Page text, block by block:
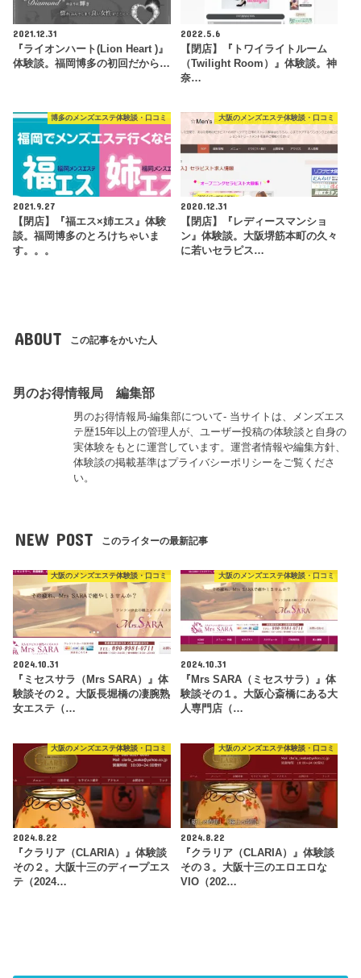
2021.12.31
『ライオンハート(Lion Heart )』
体験談。福岡博多の初回だから…
2022.5.6
【閉店】『トワイライトルーム
（Twilight Room）』体験談。神
奈…
博多のメンズエステ体験談・口コミ
2021.9.27
【閉店】『福エス×姉エス』体験
談。福岡博多のとろけちゃいま
す。。。
大阪のメンズエステ体験談・口コミ
2020.12.31
【閉店】『レディースマンショ
ン』体験談。大阪堺筋本町の久々
に若いセラピス…
ABOUT この記事をかいた人
男のお得情報局 編集部
男のお得情報局-編集部について- 当サイトは、メンズエス
テ歴15年以上の管理人が、ユーザー投稿の体験談と自身の
実体験をもとに運営しています。運営者情報や編集方針、
体験談の掲載基準はプライバシーポリシーをご覧くださ
い。
NEW POST このライターの最新記事
大阪のメンズエステ体験談・口コミ
2024.10.31
『ミセスサラ（Mrs SARA）』体
験談その２。大阪長堀橋の凄腕熟
女エステ（…
大阪のメンズエステ体験談・口コミ
2024.10.31
『Mrs SARA（ミセスサラ）』体
験談その１。大阪心斎橋にある大
人専門店（…
大阪のメンズエステ体験談・口コミ
2024.8.22
『クラリア（CLARIA）』体験談
その２。大阪十三のディープエス
テ（2024…
大阪のメンズエステ体験談・口コミ
2024.8.22
『クラリア（CLARIA）』体験談
その３。大阪十三のエロエロな
VIO（202…